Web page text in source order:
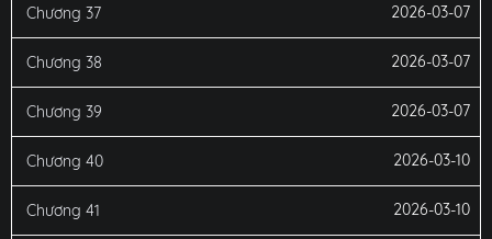
Chương 37 2026-03-07
Chương 38 2026-03-07
Chương 39 2026-03-07
Chương 40 2026-03-10
Chương 41 2026-03-10